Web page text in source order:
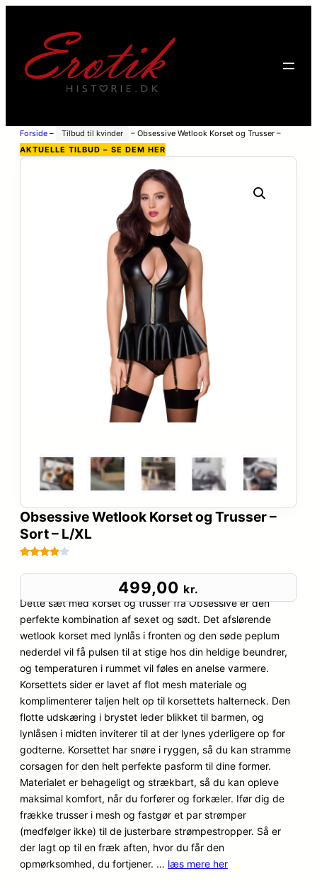
Forside – Tilbud til kvinder – Obsessive Wetlook Korset og Trusser –
Sort – L/XL
AKTUELLE TILBUD – SE DEM HER
Obsessive Wetlook Korset og Trusser –
Sort – L/XL
som
af 5
baseret
på
kundebed
ømmels
er
499,00 kr.
Dette sæt med korset og trusser fra Obsessive er den
perfekte kombination af sexet og sødt. Det afslørende
wetlook korset med lynlås i fronten og den søde peplum
nederdel vil få pulsen til at stige hos din heldige beundrer,
og temperaturen i rummet vil føles en anelse varmere.
Korsettets sider er lavet af flot mesh materiale og
komplimenterer taljen helt op til korsettets halterneck. Den
flotte udskæring i brystet leder blikket til barmen, og
lynlåsen i midten inviterer til at der lynes yderligere op for
godterne. Korsettet har snøre i ryggen, så du kan stramme
corsagen for den helt perfekte pasform til dine former.
Materialet er behageligt og strækbart, så du kan opleve
maksimal komfort, når du forfører og forkæler. Ifør dig de
frække trusser i mesh og fastgør et par strømper
(medfølger ikke) til de justerbare strømpestropper. Så er
der lagt op til en fræk aften, hvor du får den
opmørksomhed, du fortjener. … læs mere her